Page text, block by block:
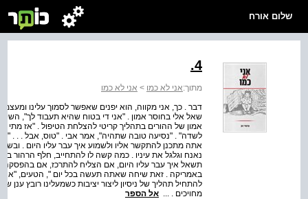
שלום אורח
4.
מתוך:אני לא כמו > אני לא כמו
דבר . כך, אני מקווה, הוא יפנים שאפשר לסמוך עלינו
שאל אלי בחוסר אמון . "אני די בטוח שהיא תעבוד לך",
אמון של ההורים בתהליך קריטי להצלחת הטיפול . "אז
לשדה" . "נסיעה טובה שתהיה", אמר אבי . "טוס, אבל . . . "
אתה מתכנן להתקשר אליו ולשמוע איך עבר עליו היום .
נאנח וגלגל את עיניו . כמה קשה לו להתחייב, חלף הרהור
תשאל איך עבר עליו היום, אם הצליח להתרכז, אם
באמריקה . זאת שיחה שאתה תעשה בכל יום ", הטעים,
להתחיל תהליך של ניסיון ליצור יציבות כשמעלינו רובץ
מחויכים . ... אל הספר